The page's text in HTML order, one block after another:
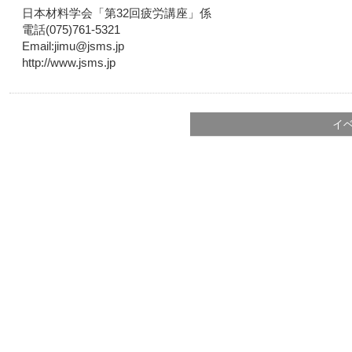
日本材料学会「第32回疲労講座」係
電話(075)761-5321
Email:jimu@jsms.jp
http://www.jsms.jp
イ